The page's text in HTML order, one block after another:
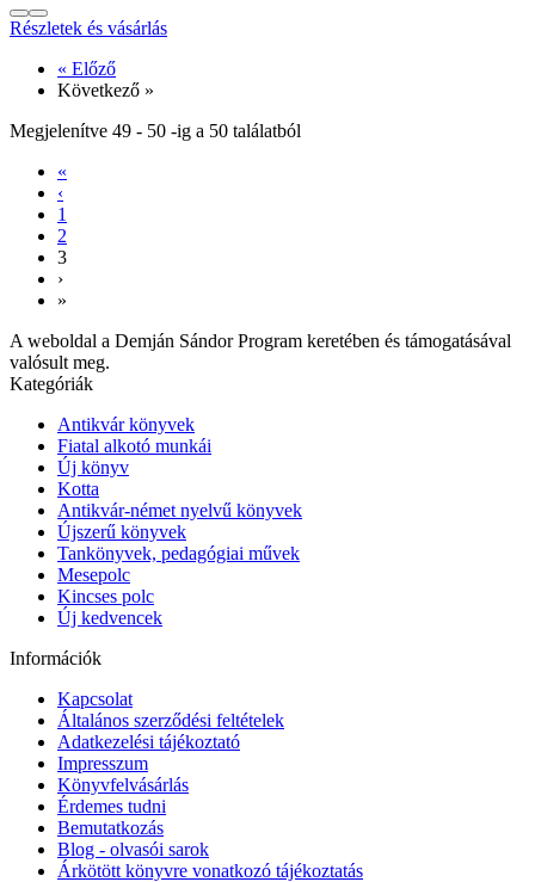
Részletek és vásárlás
« Előző
Következő »
Megjelenítve 49 - 50 -ig a 50 találatból
«
‹
1
2
3
›
»
A weboldal a Demján Sándor Program keretében és támogatásával
valósult meg.
Kategóriák
Antikvár könyvek
Fiatal alkotó munkái
Új könyv
Kotta
Antikvár-német nyelvű könyvek
Újszerű könyvek
Tankönyvek, pedagógiai művek
Mesepolc
Kincses polc
Új kedvencek
Információk
Kapcsolat
Általános szerződési feltételek
Adatkezelési tájékoztató
Impresszum
Könyvfelvásárlás
Érdemes tudni
Bemutatkozás
Blog - olvasói sarok
Árkötött könyvre vonatkozó tájékoztatás